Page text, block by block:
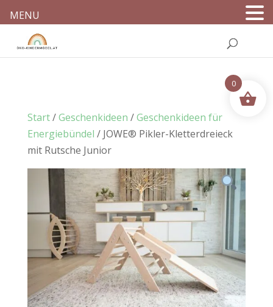
Start/Geschenkideen /Geschenkideen für
Energiebündel / JOWE® Pikler-Kletterdreieck
mit Rutsche Junior
MENU
0